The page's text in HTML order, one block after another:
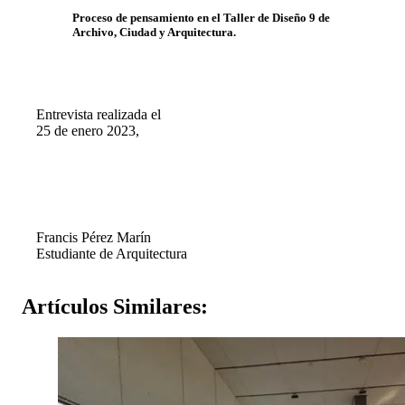
Proceso de pensamiento en el Taller de Diseño 9 de
Archivo, Ciudad y Arquitectura.
Entrevista realizada el
25 de enero 2023,
Francis Pérez Marín
Estudiante de Arquitectura
Artículos Similares: